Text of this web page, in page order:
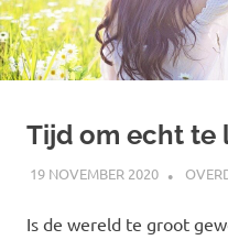
…
Tijd om echt te
19 NOVEMBER 2020
Is de wereld te groot